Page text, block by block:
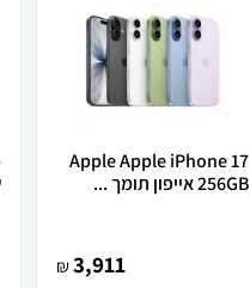
Apple Apple iPhone 17
256GB אייפון תומך ...
3,911
₪